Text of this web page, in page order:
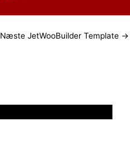
Næste JetWooBuilder Template →